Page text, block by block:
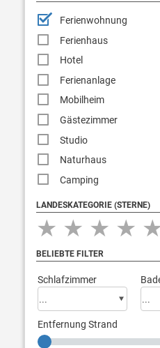
Ferienwohnung
Ferienhaus
Hotel
Ferienanlage
Mobilheim
Gästezimmer
Studio
Naturhaus
Camping
LANDESKATEGORIE (STERNE)
★
★
★
★
BELIEBTE FILTER
Schlafzimmer
Entfernung Strand